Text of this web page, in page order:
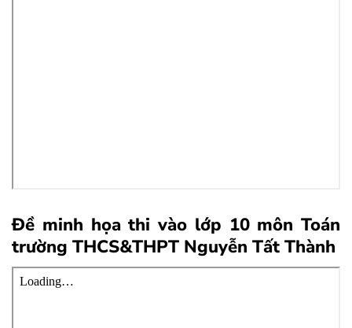
Đề minh họa thi vào lớp 10 môn Toán
trường THCS&THPT Nguyễn Tất Thành